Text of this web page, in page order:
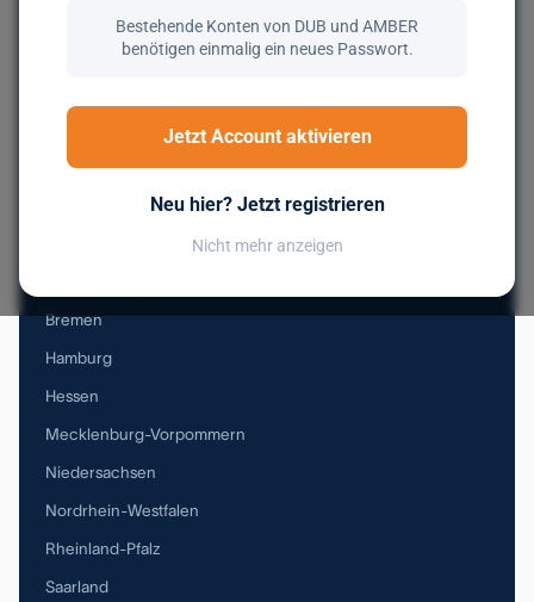
Bestehende Konten von DUB und AMBER
benötigen einmalig ein neues Passwort.
Jetzt Account aktivieren
Neu hier? Jetzt registrieren
Nicht mehr anzeigen
Baden-Württemberg
Bremen
Hamburg
Hessen
Mecklenburg-Vorpommern
Niedersachsen
Nordrhein-Westfalen
Rheinland-Pfalz
Saarland